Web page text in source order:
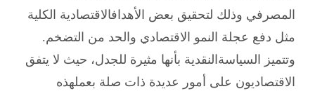
المصرفي وذلك لتحقيق بعض الأهدافالاقتصادية الكلية
مثل دفع عجلة النمو الاقتصادي والحد من التضخم.
وتتميز السياسةالنقدية بأنها مثيرة للجدل، حيث لا يتفق
الاقتصاديون على أمور عديدة ذات صلة بعملهذه